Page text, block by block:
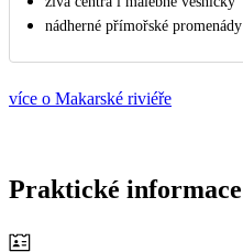
nádherné přímořské promenády
více o Makarské riviéře
Praktické informace